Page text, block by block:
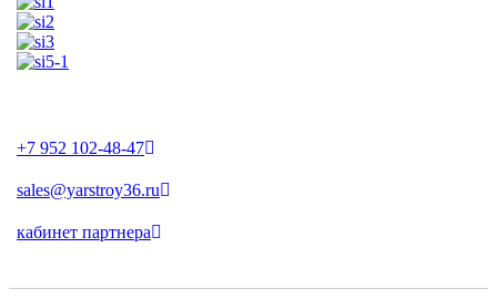
+7 952 102-48-47
sales@yarstroy36.ru
кабинет партнера